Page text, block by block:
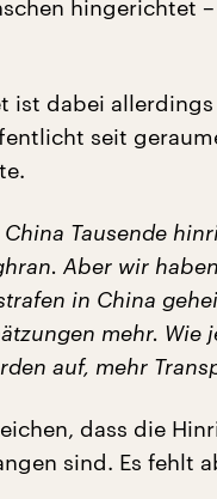
hingerichtet
ist dabei
seit
China Tausende
Aber wir
in China
mehr. Wie
auf, mehr
dass die
sind. Es fehlt